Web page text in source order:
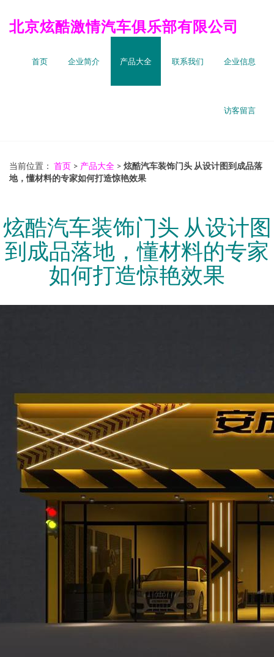
北京炫酷激情汽车俱乐部有限公司
首页 企业简介 产品大全 联系我们 企业信息
访客留言
当前位置： 首页 > 产品大全 > 炫酷汽车装饰门头 从设计图到成品落
地，懂材料的专家如何打造惊艳效果
炫酷汽车装饰门头 从设计图
到成品落地，懂材料的专家
如何打造惊艳效果